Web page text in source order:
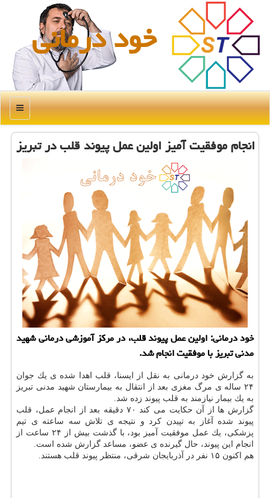
خود درمانی
منو
انجام موفقیت آمیز اولین عمل پیوند قلب در تبریز
خود درمانی: اولین عمل پیوند قلب، در مركز آموزشی درمانی شهید
مدنی تبریز با موفقیت انجام شد.
به گزارش خود درمانی به نقل از ایسنا، قلب اهدا شده ی یك جوان
۲۴ ساله ی مرگ مغزی بعد از انتقال به بیمارستان شهید مدنی تبریز
به یك بیمار نیازمند به قلب پیوند زده شد.
گزارش ها از آن حكایت می كند ۷۰ دقیقه بعد از انجام عمل، قلب
پیوند شده آغاز به تپیدن كرد و نتیجه ی تلاش سه ساعته ی تیم
پزشكی، یك عمل موفقیت آمیز بود، با گذشت بیش از ۲۴ ساعت از
انجام این پیوند، حال گیرنده ی عضو، مساعد گزارش شده است.
هم اكنون ۱۵ نفر در آذربایجان شرقی، منتظر پیوند قلب هستند.